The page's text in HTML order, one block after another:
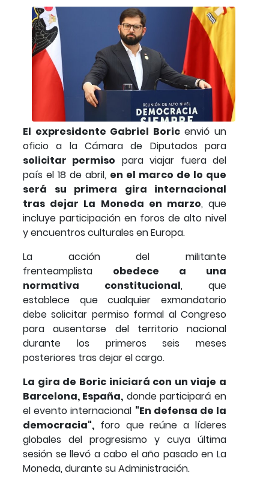
El expresidente Gabriel Boricenvió un
oficio a la Cámara de Diputados para
solicitar permiso para viajar fuera del
país el 18 de abril, en el marco de lo que
será su primera gira internacional
tras dejar La Moneda en marzo, que
incluye participación en foros de alto nivel
y encuentros culturales en Europa.
La acción del militante
frenteamplista obedece a una
normativa constitucional, que
establece que cualquier exmandatario
debe solicitar permiso formal al Congreso
para ausentarse del territorio nacional
durante los primeros seis meses
posteriores tras dejar el cargo.
La gira de Boric iniciará con un viaje a
Barcelona, España, donde participará en
el evento internacional "En defensa de la
democracia", foro que reúne a líderes
globales del progresismo y cuya última
sesión se llevó a cabo el año pasado en La
Moneda, durante su Administración.